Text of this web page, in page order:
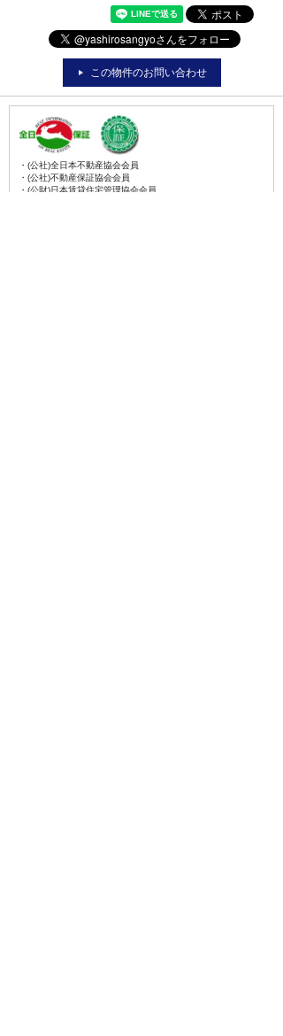
この物件のお問い合わせ
・(公社)全日本不動産協会会員
・(公社)不動産保証協会会員
・(公財)日本賃貸住宅管理協会会員